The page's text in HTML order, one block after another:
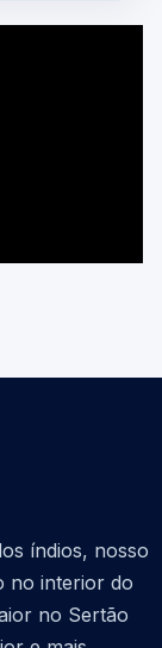
índios, nosso
no interior do
no Sertão